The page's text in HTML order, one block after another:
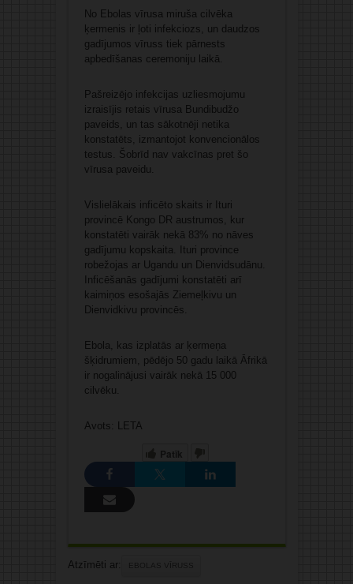
No Ebolas vīrusa miruša cilvēka
ķermenis ir ļoti infekciozs, un daudzos
gadījumos vīruss tiek pārnests
apbedīšanas ceremoniju laikā.
Pašreizējo infekcijas uzliesmojumu
izraisījis retais vīrusa Bundibudžo
paveids, un tas sākotnēji netika
konstatēts, izmantojot konvencionālos
testus. Šobrīd nav vakcīnas pret šo
vīrusa paveidu.
Vislielākais inficēto skaits ir Ituri
provincē Kongo DR austrumos, kur
konstatēti vairāk nekā 83% no nāves
gadījumu kopskaita. Ituri province
robežojas ar Ugandu un Dienvidsudānu.
Inficēšanās gadījumi konstatēti arī
kaimiņos esošajās Ziemeļkivu un
Dienvidkivu provincēs.
Ebola, kas izplatās ar ķermeņa
šķidrumiem, pēdējo 50 gadu laikā Āfrikā
ir nogalinājusi vairāk nekā 15 000
cilvēku.
Avots: LETA
Patīk
Atzīmēti ar: EBOLAS VĪRUSS